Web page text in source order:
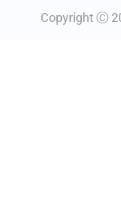
Copyright Ⓒ